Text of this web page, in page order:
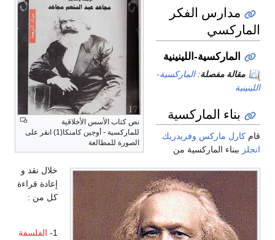
نص كتاب الأسس الأخلاقية
للماركسية - أوجين كامنكا(1) انقر على
الصورة للمطالعة
مدارس الفكر
الماركسي
الماركسية-اللينينية
مقالة مفصلة:الماركسية-
اللينينية
بناء الماركسية
قام كارل ماركس وفريدريك
انجلز ببناء الماركسية من
خلال نقد و
إعادة قراءة
كل من :
1-
الفلسفة